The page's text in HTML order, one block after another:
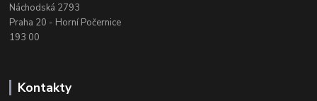
Náchodská 2793
Praha 20 - Horní Počernice
193 00
Kontakty